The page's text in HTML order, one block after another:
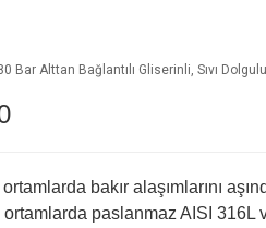
Bar Alttan Bağlantılı Gliserinli, Sıvı
bakır alaşımlarını
ortamlarda paslanmaz AISI